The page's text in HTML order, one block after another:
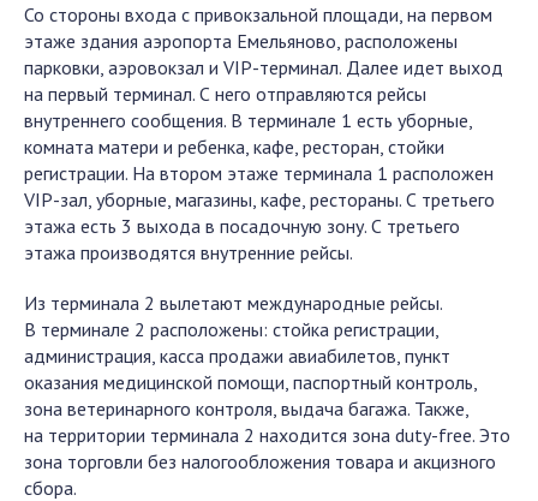
Со стороны входа с привокзальной площади, на первом
этаже здания аэропорта Емельяново, расположены
парковки, аэровокзал и VIP-терминал. Далее идет выход
на первый терминал. С него отправляются рейсы
внутреннего сообщения. В терминале 1 есть уборные,
комната матери и ребенка, кафе, ресторан, стойки
регистрации. На втором этаже терминала 1 расположен
VIP-зал, уборные, магазины, кафе, рестораны. С третьего
этажа есть 3 выхода в посадочную зону. С третьего
этажа производятся внутренние рейсы.
Из терминала 2 вылетают международные рейсы.
В терминале 2 расположены: стойка регистрации,
администрация, касса продажи авиабилетов, пункт
оказания медицинской помощи, паспортный контроль,
зона ветеринарного контроля, выдача багажа. Также,
на территории терминала 2 находится зона duty-free. Это
зона торговли без налогообложения товара и акцизного
сбора.